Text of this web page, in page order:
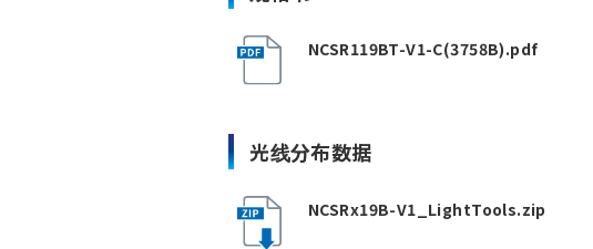
NCSR119BT-V1-C(3758B).pdf
光线分布数据
NCSRx19B-V1_LightTools.zip